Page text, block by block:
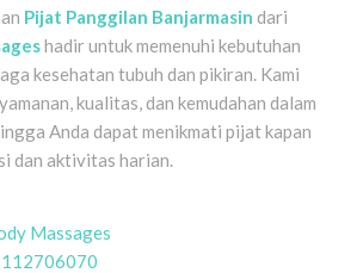
Pijat Panggilan Banjarmasin dari
hadir untuk memenuhi kebutuhan
kesehatan tubuh dan pikiran. Kami
kualitas, dan kemudahan dalam
Anda dapat menikmati pijat kapan
dan aktivitas harian.
Massages